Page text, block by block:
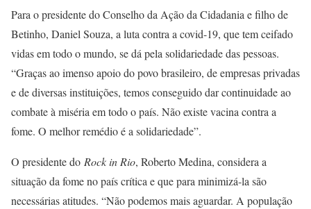
Para o presidente do Conselho da Ação da Cidadania e filho de
Betinho, Daniel Souza, a luta contra a covid-19, que tem ceifado
vidas em todo o mundo, se dá pela solidariedade das pessoas.
“Graças ao imenso apoio do povo brasileiro, de empresas privadas
e de diversas instituições, temos conseguido dar continuidade ao
combate à miséria em todo o país. Não existe vacina contra a
fome. O melhor remédio é a solidariedade”.
O presidente do Rock in Rio, Roberto Medina, considera a
situação da fome no país crítica e que para minimizá-la são
necessárias atitudes. “Não podemos mais aguardar. A população